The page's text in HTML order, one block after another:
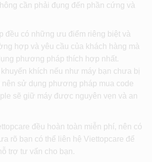
cần phải đụng đến phần cứng và
đều có những ưu điểm riêng biệt và
hợp và yêu cầu của khách hàng mà
phương pháp thích hợp nhất.
khích nếu như máy bạn chưa bị
nên sử dụng phương pháp mua code
sẽ giữ máy được nguyên vẹn và an
đều hoàn toàn miễn phí, nên có
rõ bạn có thể liên hệ Viettopcare để
trợ tư vấn cho bạn.